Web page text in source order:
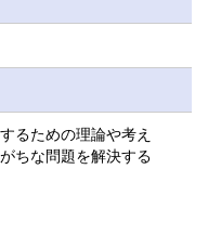
るための理論や考え
ちな問題を解決する